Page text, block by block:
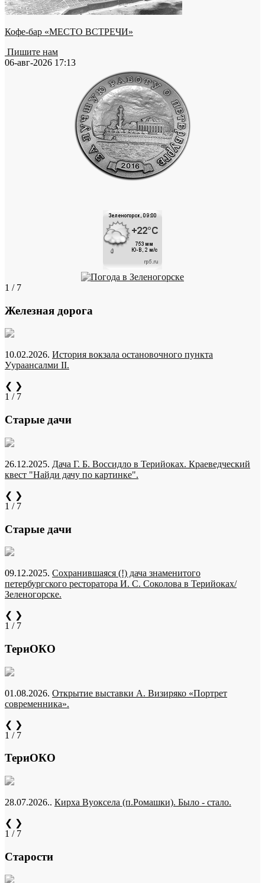
Кофе-бар «МЕСТО ВСТРЕЧИ»
Пишите нам
06-авг-2026 17:13
1 / 7
Железная дорога
10.02.2026. История вокзала остановочного пункта
Уураансалми II.
❮ ❯
1 / 7
Старые дачи
26.12.2025. Дача Г. Б. Воссидло в Терийоках. Краеведческий
квест "Найди дачу по картинке".
❮ ❯
1 / 7
Старые дачи
09.12.2025. Сохранившаяся (!) дача знаменитого
петербургского ресторатора И. С. Соколова в Терийоках/
Зеленогорске.
❮ ❯
1 / 7
ТериОКО
01.08.2026. Открытие выставки А. Визиряко «Портрет
современника».
❮ ❯
1 / 7
ТериОКО
28.07.2026.. Кирха Вуоксела (п.Ромашки). Было - стало.
❮ ❯
1 / 7
Старости